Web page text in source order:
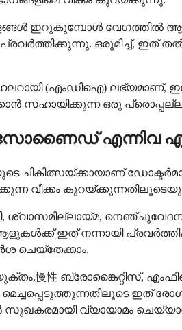
ഇറുകുമ്പോൾ വേഗത്തിൽ
പ്രവർത്തിക്കുന്നു. ഒരുമിച്ച്,
(എംഡിഐ) ലഭ്യമാണ്,
സഹായിക്കുന്ന ഒരു
എന്നിവ
ചികിത്സയ്ക്കായാണ്
വീക്കം
ഇത് നന്നായി
ചെയ്തേക്കാം.
慢性 ബ്രോങ്കൈറ്റിസ്,
ഇത്
വ്യായാമം